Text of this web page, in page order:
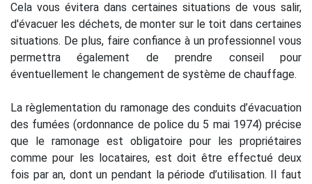
Cela vous évitera dans certaines situations de vous salir,
d'évacuer les déchets, de monter sur le toit dans certaines
situations. De plus, faire confiance à un professionnel vous
permettra également de prendre conseil pour
éventuellement le changement de système de chauffage.
La règlementation du ramonage des conduits d’évacuation
des fumées (ordonnance de police du 5 mai 1974) précise
que le ramonage est obligatoire pour les propriétaires
comme pour les locataires, est doit être effectué deux
fois par an, dont un pendant la période d’utilisation. Il faut